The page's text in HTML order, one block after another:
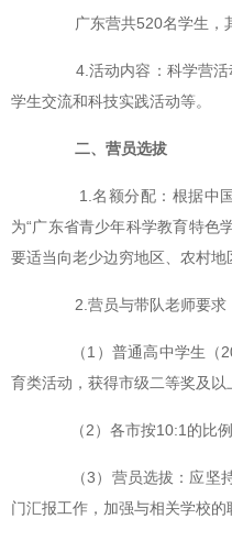
广东营共520名学生，其
4.活动内容：科学营
学生交流和科技实践活动等。
二、营员选拔
1.名额分配：根据中
为“广东省青少年科学教育特色
要适当向老少边穷地区、农村地
2.营员与带队老师要求
（1）普通高中学生（
育类活动，获得市级二等奖及以
（2）各市按10:1的比例
（3）营员选拔：应坚持
门汇报工作，加强与相关学校的